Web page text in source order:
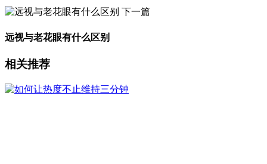
下一篇
远视与老花眼有什么区别
相关推荐